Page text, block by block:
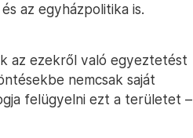
az egyházpolitika is.
az ezekről való egyeztetést
nemcsak saját
felügyelni ezt a területet –